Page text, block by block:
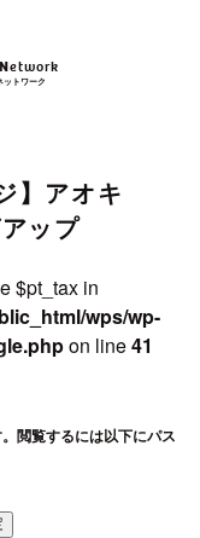
Network
ットワーク
wps/wp-
】アオキ
ップ
$pt_tax in
wps/wp-
on line41
閲覧するには以下にパス